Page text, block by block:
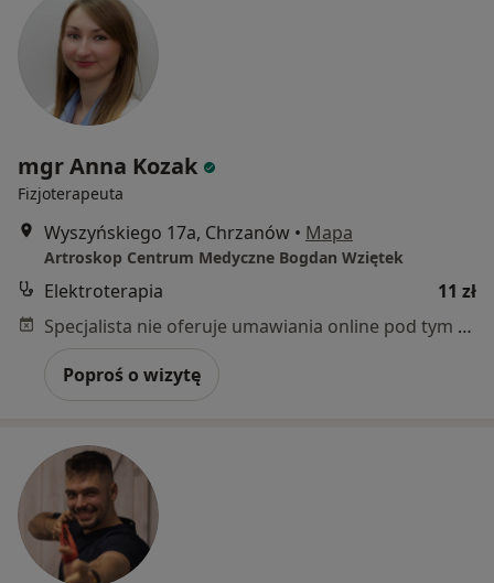
mgr Anna Kozak
Fizjoterapeuta
Wyszyńskiego 17a, Chrzanów • Mapa
Artroskop Centrum Medyczne Bogdan Wziętek
Elektroterapia
11 zł
Specjalista nie oferuje umawiania online pod tym adresem.
Poproś o wizytę